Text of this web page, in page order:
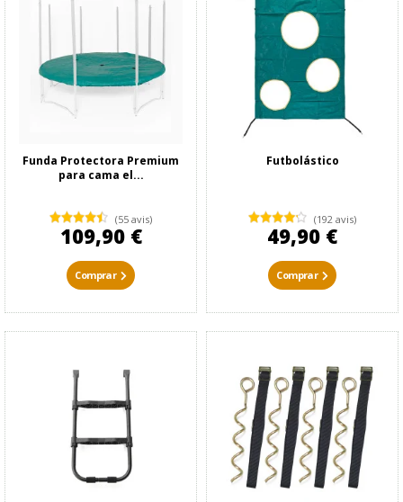
Funda Protectora Premium
para cama el...
(55 avis)
109,90 €
Comprar
Futbolástico
(192 avis)
49,90 €
Comprar